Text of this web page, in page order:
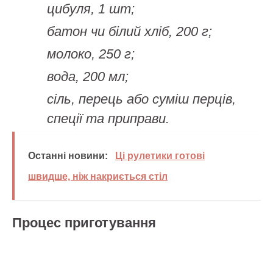
цибуля, 1 шт;
батон чи білий хліб, 200 г;
молоко, 250 г;
вода, 200 мл;
сіль, перець або суміш перців,
спеції та приправи.
Останні новини:
Ці рулетики готові
швидше, ніж накриється стіл
Процес приготування